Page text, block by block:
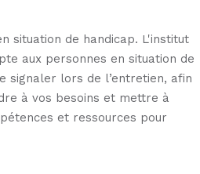
situation de handicap. L'institut
aux personnes en situation de
signaler lors de l’entretien, afin
à vos besoins et mettre à
et ressources pour